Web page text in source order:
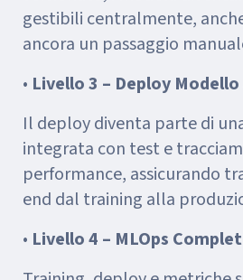
gestibili centralmente,
ancora un passaggio
• Livello 3 – Deploy
Il deploy diventa parte di
integrata con test e
performance, assicurando
end dal training alla
• Livello 4 – MLOps